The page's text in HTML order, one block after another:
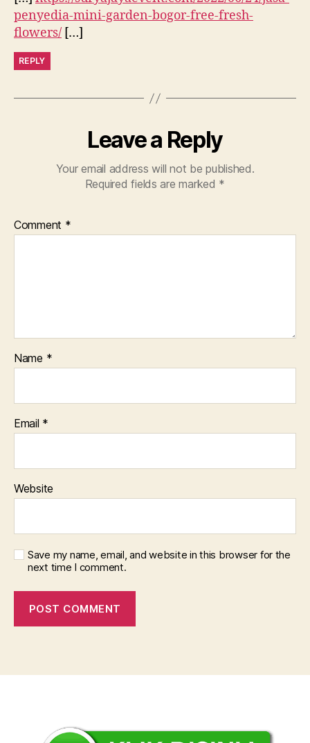
penyedia-mini-garden-bogor-free-fresh-
flowers/ […]
REPLY
Leave a Reply
Your email address will not be published.
Required fields are marked *
Comment *
Name *
Email *
Website
Save my name, email, and website in this browser for the
next time I comment.